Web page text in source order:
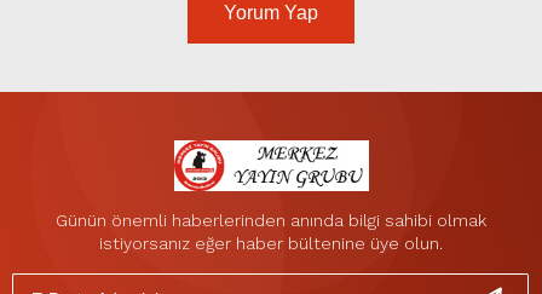
Yorum Yap
Günün önemli haberlerinden anında bilgi sahibi olmak
istiyorsanız eğer haber bültenine üye olun.